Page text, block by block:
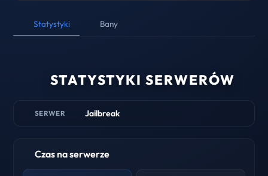
Statystyki Bany
STATYSTYKI SERWERÓW
SERWER Jailbreak
Czas na serwerze